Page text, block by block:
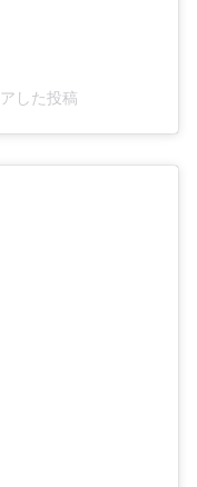
した投稿